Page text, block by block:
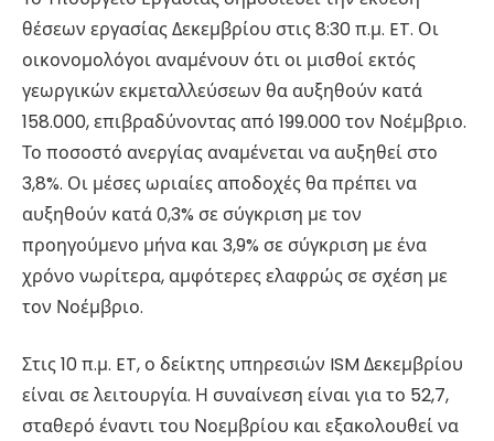
θέσεων εργασίας Δεκεμβρίου στις 8:30 π.μ. ET. Οι
οικονομολόγοι αναμένουν ότι οι μισθοί εκτός
γεωργικών εκμεταλλεύσεων θα αυξηθούν κατά
158.000, επιβραδύνοντας από 199.000 τον Νοέμβριο.
Το ποσοστό ανεργίας αναμένεται να αυξηθεί στο
3,8%. Οι μέσες ωριαίες αποδοχές θα πρέπει να
αυξηθούν κατά 0,3% σε σύγκριση με τον
προηγούμενο μήνα και 3,9% σε σύγκριση με ένα
χρόνο νωρίτερα, αμφότερες ελαφρώς σε σχέση με
τον Νοέμβριο.
Στις 10 π.μ. ET, ο δείκτης υπηρεσιών ISM Δεκεμβρίου
είναι σε λειτουργία. Η συναίνεση είναι για το 52,7,
σταθερό έναντι του Νοεμβρίου και εξακολουθεί να